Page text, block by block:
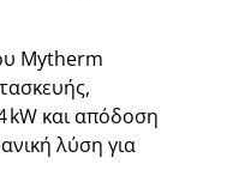
Mytherm
kW και απόδοση
λύση για